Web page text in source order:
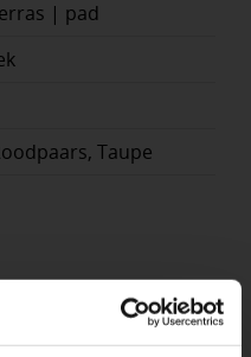
| pad
Taupe